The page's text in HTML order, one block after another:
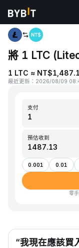
首頁 LTC to TWD
將 1 LTC
1 LTC ≈
最近更新 ： 2026/08/09
支付
預估收到
0.001 0.01
零
“我現在應該買